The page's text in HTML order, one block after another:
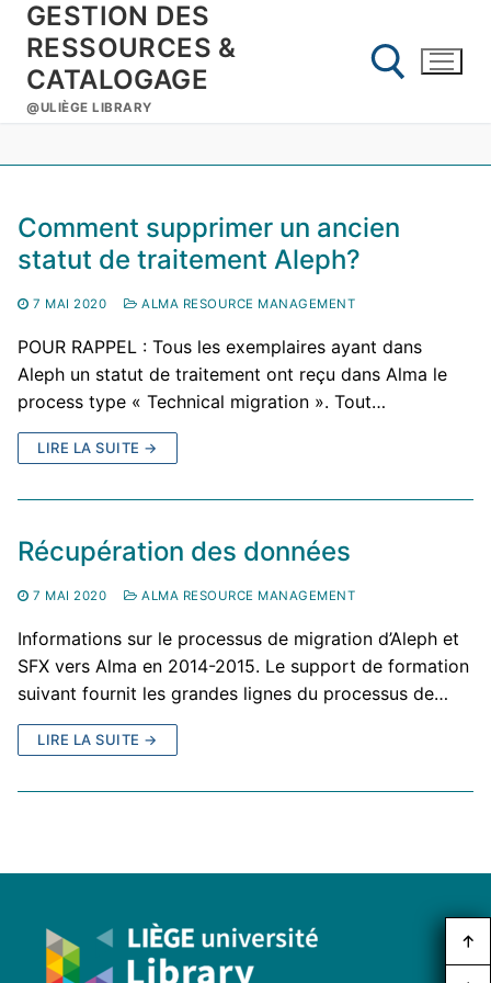
Aller
contenu
GESTION DES
RESSOURCES &
CATALOGAGE
@ULIÈGE LIBRARY
Rechercher :
Comment supprimer un ancien
statut de traitement Aleph?
7 MAI 2020 ALMA RESOURCE MANAGEMENT
POUR RAPPEL : Tous les exemplaires ayant dans
Aleph un statut de traitement ont reçu dans Alma le
process type « Technical migration ». Tout…
LIRE LA SUITE →
Récupération des données
7 MAI 2020 ALMA RESOURCE MANAGEMENT
Informations sur le processus de migration d’Aleph et
SFX vers Alma en 2014-2015. Le support de formation
suivant fournit les grandes lignes du processus de…
LIRE LA SUITE →